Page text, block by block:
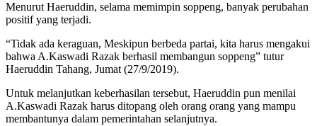
Menurut Haeruddin, selama memimpin soppeng, banyak perubahan
positif yang terjadi.
“Tidak ada keraguan, Meskipun berbeda partai, kita harus mengakui
bahwa A.Kaswadi Razak berhasil membangun soppeng” tutur
Haeruddin Tahang, Jumat (27/9/2019).
Untuk melanjutkan keberhasilan tersebut, Haeruddin pun menilai
A.Kaswadi Razak harus ditopang oleh orang orang yang mampu
membantunya dalam pemerintahan selanjutnya.